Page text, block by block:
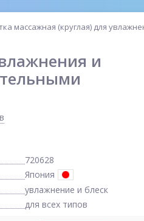
массажная (круглая) для
и
720628
Япония
увлажнение и блеск
для всех типов
Водостойкая
подводка (цвет
насыщенный